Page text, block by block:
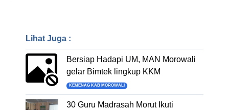
Lihat Juga :
Bersiap Hadapi UM, MAN Morowali
gelar Bimtek lingkup KKM
KEMENAG KAB MOROWALI
30 Guru Madrasah Morut Ikuti